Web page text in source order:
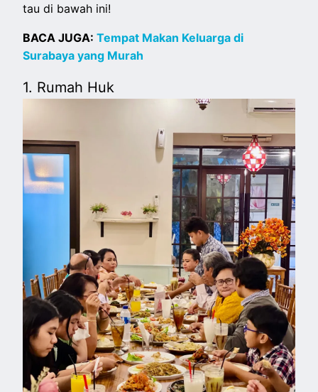
tau di bawah ini!
BACA JUGA:Tempat Makan Keluarga di
Surabaya yang Murah
1. Rumah Huk